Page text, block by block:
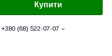
Купити
+380 (68) 522-07-07